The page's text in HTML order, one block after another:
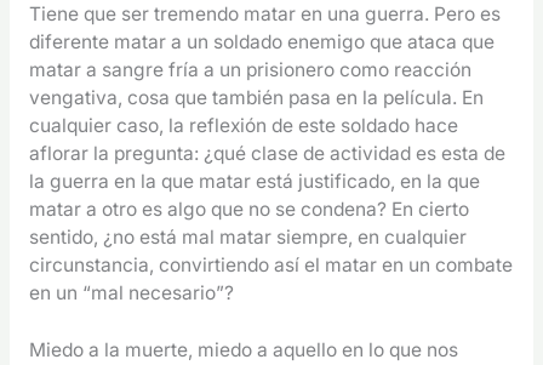
Tiene que ser tremendo matar en una guerra. Pero es
diferente matar a un soldado enemigo que ataca que
matar a sangre fría a un prisionero como reacción
vengativa, cosa que también pasa en la película. En
cualquier caso, la reflexión de este soldado hace
aflorar la pregunta: ¿qué clase de actividad es esta de
la guerra en la que matar está justificado, en la que
matar a otro es algo que no se condena? En cierto
sentido, ¿no está mal matar siempre, en cualquier
circunstancia, convirtiendo así el matar en un combate
en un “mal necesario”?
Miedo a la muerte, miedo a aquello en lo que nos